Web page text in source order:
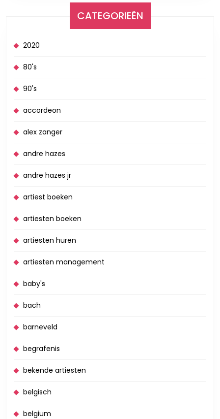
CATEGORIEËN
2020
80's
90's
accordeon
alex zanger
andre hazes
andre hazes jr
artiest boeken
artiesten boeken
artiesten huren
artiesten management
baby's
bach
barneveld
begrafenis
bekende artiesten
belgisch
belgium